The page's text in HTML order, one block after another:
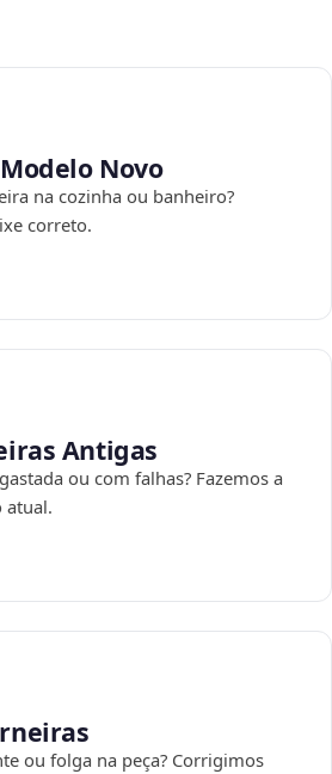
Novo
na cozinha ou banheiro?
correto.
Antigas
ou com falhas? Fazemos a
atual.
ou folga na peça? Corrigimos